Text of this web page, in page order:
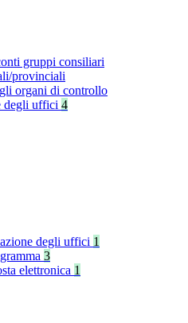
gruppi consiliari
provinciali
organi di controllo
degli uffici 4
degli uffici 1
3
elettronica 1